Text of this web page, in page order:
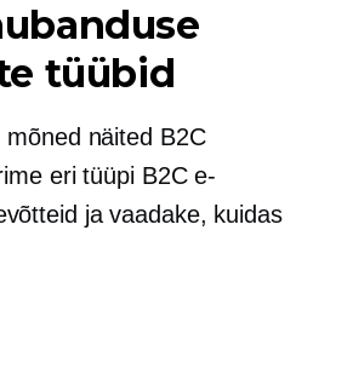
tüübid
näited B2C
eri tüüpi B2C e-
ja vaadake, kuidas